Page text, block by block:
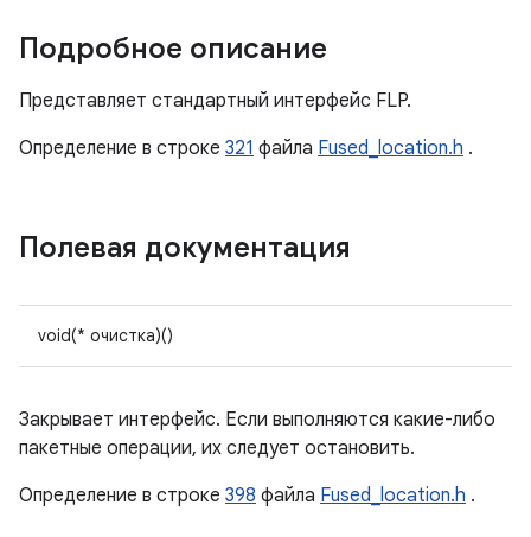
Подробное описание
Представляет стандартный интерфейс FLP.
Определение в строке 321 файла Fused_location.h .
Полевая документация
void(* очистка)()
Закрывает интерфейс. Если выполняются какие-либо
пакетные операции, их следует остановить.
Определение в строке 398 файла Fused_location.h .